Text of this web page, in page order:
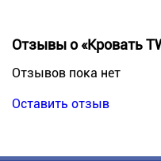
Отзывы о «Кровать
Отзывов пока нет
Оставить отзыв